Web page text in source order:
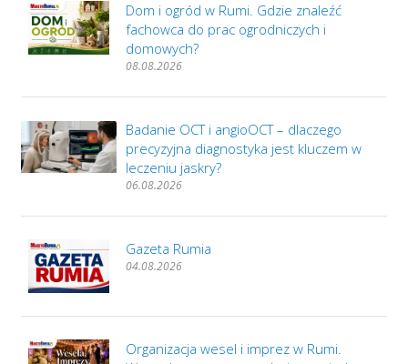
Dom i ogród w Rumi. Gdzie znaleźć
fachowca do prac ogrodniczych i
domowych?
08.08.2026
Badanie OCT i angioOCT – dlaczego
precyzyjna diagnostyka jest kluczem w
leczeniu jaskry?
06.08.2026
Gazeta Rumia
04.08.2026
Organizacja wesel i imprez w Rumi.